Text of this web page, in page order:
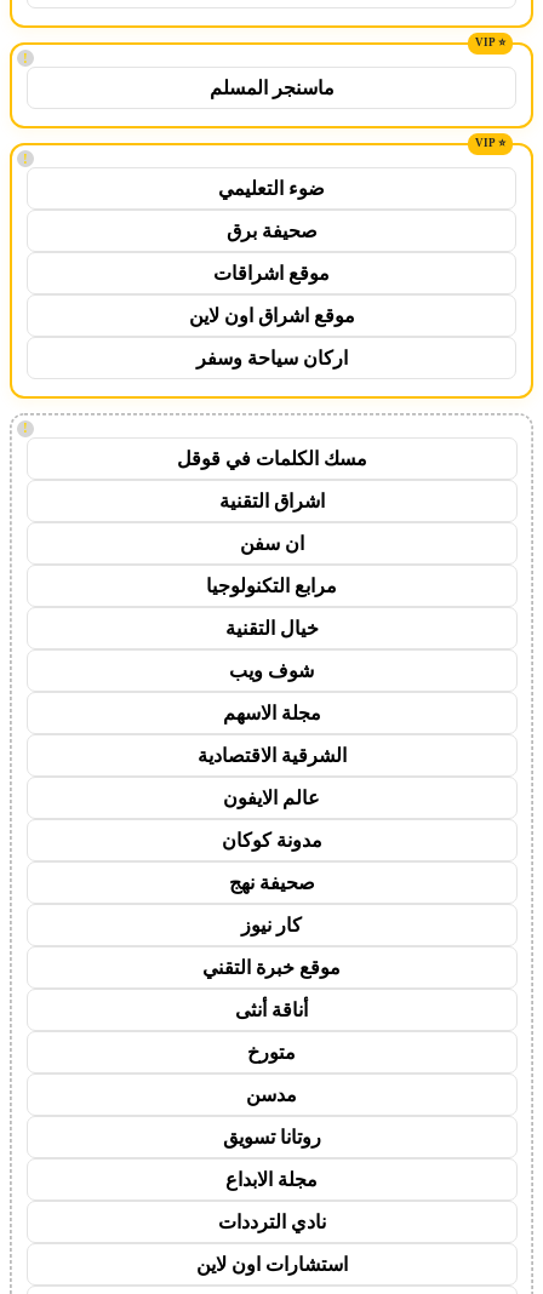
!
ماسنجر المسلم
!
ضوء التعليمي
صحيفة برق
موقع اشراقات
موقع اشراق اون لاين
اركان سياحة وسفر
!
مسك الكلمات في قوقل
اشراق التقنية
ان سفن
مرابع التكنولوجيا
خيال التقنية
شوف ويب
مجلة الاسهم
الشرقية الاقتصادية
عالم الايفون
مدونة كوكان
صحيفة نهج
كار نيوز
موقع خبرة التقني
أناقة أنثى
متورخ
مدسن
روتانا تسويق
مجلة الابداع
نادي الترددات
استشارات اون لاين